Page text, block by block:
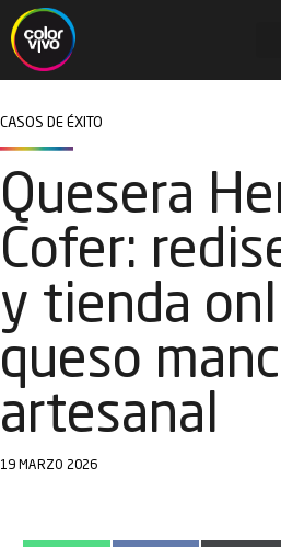
CASOS DE ÉXITO
Quesera
Cofer:
y tienda
queso
artesanal
19 MARZO 2026